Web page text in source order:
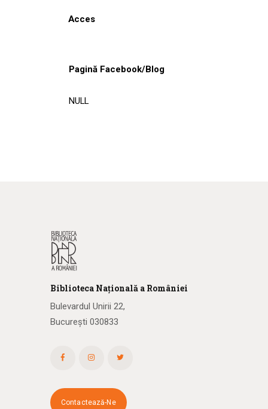
Acces
Pagină Facebook/Blog
NULL
Biblioteca Națională a României
Bulevardul Unirii 22,
București 030833
Contactează-Ne